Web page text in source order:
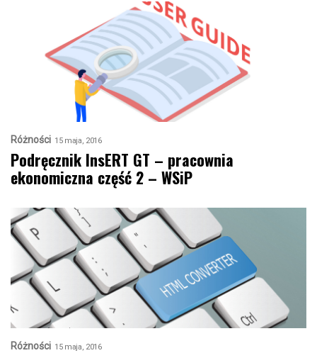
Różności 15 maja, 2016
Podręcznik InsERT GT – pracownia
ekonomiczna część 2 – WSiP
Różności 15 maja, 2016